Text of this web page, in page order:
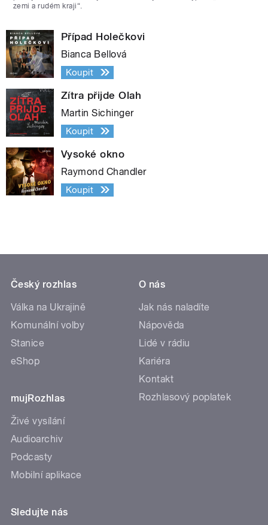
zemi a rudém kraji“.
Případ Holečkovi
Bianca Bellová
Koupit
Zítra přijde Olah
Martin Sichinger
Koupit
Vysoké okno
Raymond Chandler
Koupit
Český rozhlas
Válka na Ukrajině
Komunální volby
Stanice
eShop
mujRozhlas
Živé vysílání
Audioarchiv
Podcasty
Mobilní aplikace
O nás
Jak nás naladíte
Nápověda
Lidé v rádiu
Kariéra
Kontakt
Rozhlasový poplatek
Sledujte nás